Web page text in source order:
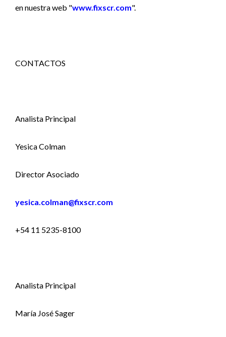
en nuestra web "www.fixscr.com".
CONTACTOS
Analista Principal
Yesica Colman
Director Asociado
yesica.colman@fixscr.com
+54 11 5235-8100
Analista Principal
María José Sager